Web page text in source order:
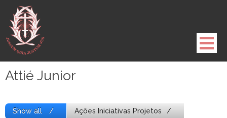
para
conteúdo
Attié Junior
Show all Ações Iniciativas Projetos